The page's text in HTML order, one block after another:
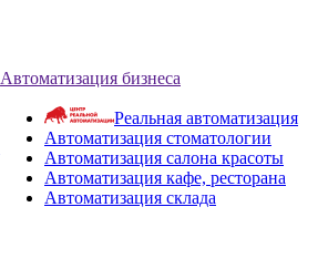
Автоматизация бизнеса
Реальная автоматизация
Автоматизация стоматологии
Автоматизация салона красоты
Автоматизация кафе, ресторана
Автоматизация склада